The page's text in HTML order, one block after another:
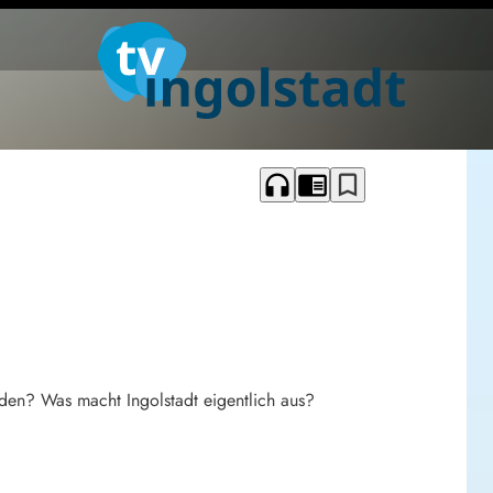
headphones chrome_reader_mode bookmark_border
Was macht Ingolstadt eigentlich aus?